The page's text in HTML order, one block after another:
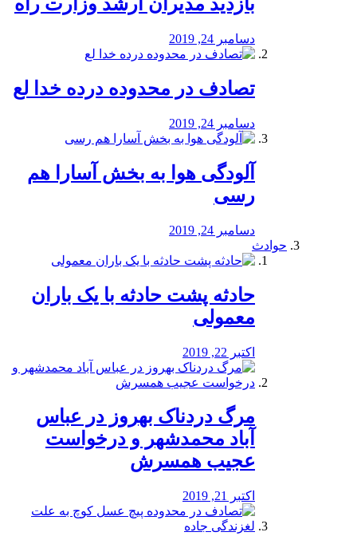
بازدید مدیران ارشد وزارت راه
دسامبر 24, 2019
تصادف در محدوده درده خدا لع
دسامبر 24, 2019
آلودگی هوا به بخش آسارا هم
رسی
دسامبر 24, 2019
حوادث
️حادثه پشت حادثه با یک باران
معمولی
اکتبر 22, 2019
مرگ دردناک بهروز در عباس
آباد محمدشهر و درخواست
عجیب همسرش
اکتبر 21, 2019